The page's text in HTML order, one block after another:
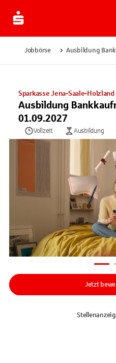
Jobbörse Ausbildung
Sparkasse Jena-Saale-Holzland
Ausbildung
01.09.2027
Vollzeit Ausbildung
Jetzt